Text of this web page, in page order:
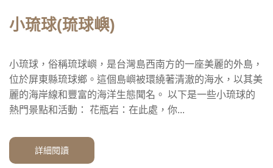
小琉球(琉球嶼)
小琉球，俗稱琉球嶼，是台灣島西南方的一座美麗的外島，
位於屏東縣琉球鄉。這個島嶼被環繞著清澈的海水，以其美
麗的海岸線和豐富的海洋生態聞名。 以下是一些小琉球的
熱門景點和活動： 花瓶岩：在此處，你...
詳細閱讀